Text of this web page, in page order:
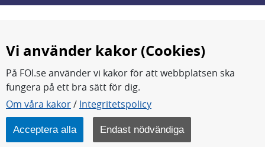
FOI forskar för en säkrare värld.
FOI:s kärnverksamhet är forskning, metod- och
teknikutveckling samt analyser och studier.
Myndigheten ligger under Försvarsdepartementet.
Vi använder kakor (Cookies)
På FOI.se använder vi kakor för att webbplatsen ska
fungera på ett bra sätt för dig.
Om våra kakor/ Integritetspolicy
Acceptera alla Endast nödvändiga